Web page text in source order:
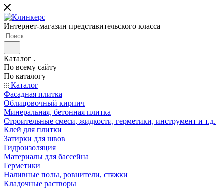
Интернет-магазин представительского класса
Каталог
По всему сайту
По каталогу
Каталог
Фасадная плитка
Облицовочный кирпич
Минеральная, бетонная плитка
Строительные смеси, жидкости, герметики, инструмент и т.д.
Клей для плитки
Затирки для швов
Гидроизоляция
Материалы для бассейна
Герметики
Наливные полы, ровнители, стяжки
Кладочные растворы